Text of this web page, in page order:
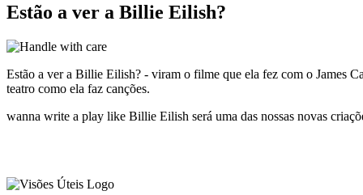
Estão a ver a Billie Eilish?
Estão a ver a Billie Eilish? - viram o filme que ela fez com o James
teatro como ela faz canções.
wanna write a play like Billie Eilish será uma das nossas novas